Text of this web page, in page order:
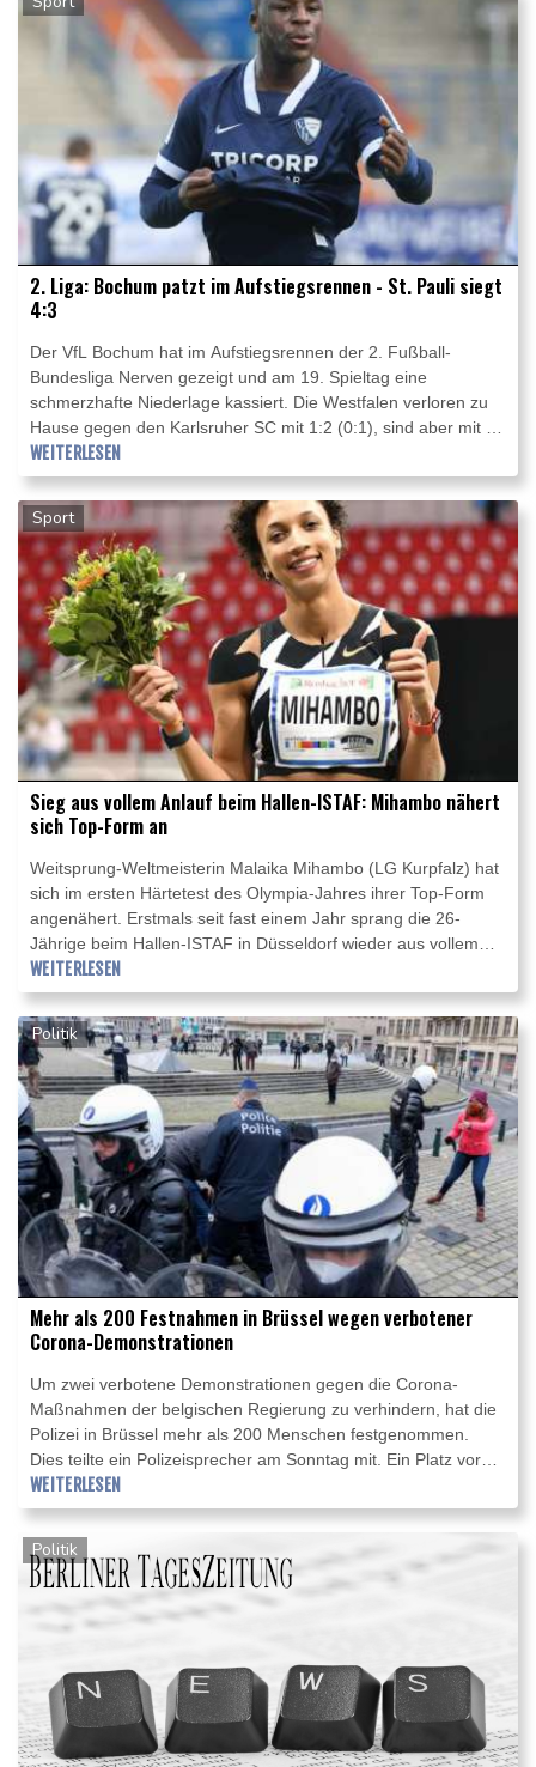
von 99 Jahren gestorben war.
2. Liga: Bochum patzt im Aufstiegsrennen - St. Pauli siegt
4:3
Der VfL Bochum hat im Aufstiegsrennen der 2. Fußball-
Bundesliga Nerven gezeigt und am 19. Spieltag eine
schmerzhafte Niederlage kassiert. Die Westfalen verloren zu
Hause gegen den Karlsruher SC mit 1:2 (0:1), sind aber mit 36
Punkten hinter dem Hamburger SC (40) weiterhin Zweiter.
WEITERLESEN
Sport
Sieg aus vollem Anlauf beim Hallen-ISTAF: Mihambo nähert
sich Top-Form an
Weitsprung-Weltmeisterin Malaika Mihambo (LG Kurpfalz) hat
sich im ersten Härtetest des Olympia-Jahres ihrer Top-Form
angenähert. Erstmals seit fast einem Jahr sprang die 26-
Jährige beim Hallen-ISTAF in Düsseldorf wieder aus vollem
Anlauf und gewann mit 6,74 m vor der weitengleichen
Schwedin Khaddi Sagnia und der serbischen Olympiadritten
Ivana Spanovic (6,61 m). "Es war ganz in Ordnung. Es hat
etwas gedauert, bis ich reingekommen bin", sagte Mihambo
am ARD-Mikrofon.
WEITERLESEN
Politik
Mehr als 200 Festnahmen in Brüssel wegen verbotener
Corona-Demonstrationen
Um zwei verbotene Demonstrationen gegen die Corona-
Maßnahmen der belgischen Regierung zu verhindern, hat die
Polizei in Brüssel mehr als 200 Menschen festgenommen.
Dies teilte ein Polizeisprecher am Sonntag mit. Ein Platz vor
dem Hauptbahnhof, wo die meisten Demonstranten
zusammenkamen, sei evakuiert worden.
WEITERLESEN
Politik